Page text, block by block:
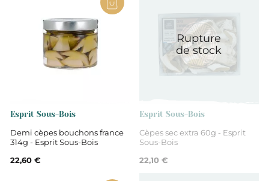
Esprit Sous-Bois
Demi cèpes bouchons france
314g - Esprit Sous-Bois
22,60 €
Rupture
de stock
Esprit Sous-Bois
Cèpes sec extra 60g - Esprit
Sous-Bois
22,10 €